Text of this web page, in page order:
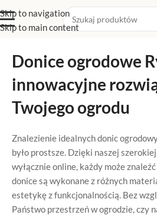
Skip to navigation
Skip to main content
Donice ogrodowe
innowacyjne
Twojego ogrodu
Znalezienie idealnych donic
było prostsze. Dzięki naszej
wyłącznie online, każdy może
donice są wykonane z różnych
estetykę z funkcjonalnością. Bez
Państwo przestrzeń w ogrodzie, czy